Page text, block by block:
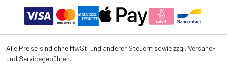
Alle Preise sind ohne MwSt. und anderer Steuern sowie zzgl. Versand-
und Servicegebühren.